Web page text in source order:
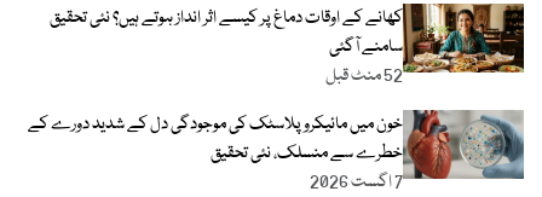
کھانے کے اوقات دماغ پر کیسے اثر انداز ہوتے ہیں؟ نئی تحقیق
سامنے آگئی
52 منٹ قبل
خون میں مائیکرو پلاسٹک کی موجودگی دل کے شدید دورے کے
خطرے سے منسلک، نئی تحقیق
7 اگست 2026